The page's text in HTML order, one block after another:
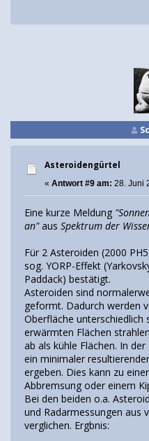
Asteroidengürtel
« Antwort #9 am: 28. Juni
Eine kurze Meldung
an"aus Spektrum der
Für 2 Asteroiden (2000
sog. YORP-Effekt
Paddack) bestätigt.
Asteroiden sind
geformt. Dadurch werden
Oberfläche
erwärmten Flächen
ab als kühle Flächen. In
ein minimaler
ergeben. Dies kann zu
Abbremsung oder einem
Bei den beiden o.a.
und Radarmessungen aus
verglichen. Ergbnis: